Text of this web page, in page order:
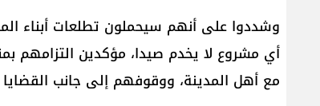
وشددوا على أنهم سيحملون تطلعات أبناء
أي مشروع لا يخدم صيدا، مؤكدين التزامهم
مع أهل المدينة، ووقوفهم إلى جانب القضايا